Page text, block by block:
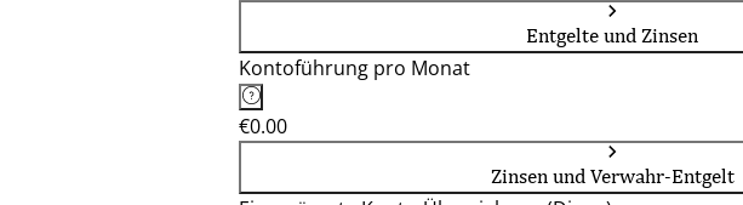
Entgelte und Zinsen
Kontoführung pro Monat
€0.00
Zinsen und Verwahr-Entgelt